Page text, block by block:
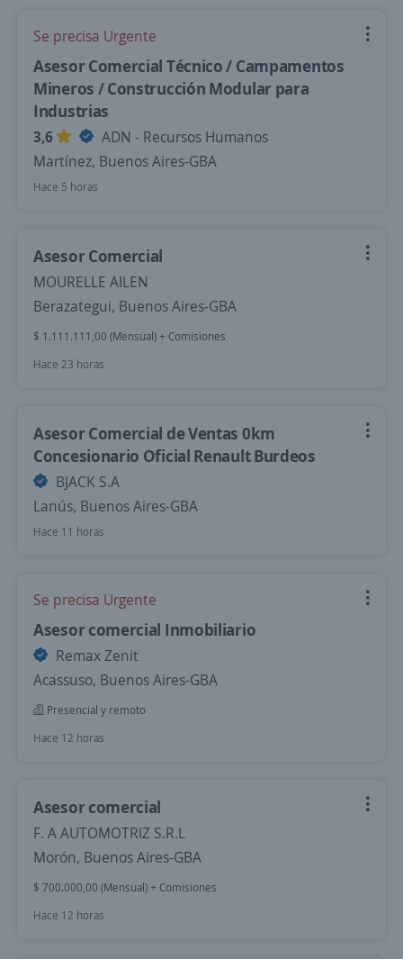
Se precisa Urgente
Asesor Comercial Técnico / Campamentos
Mineros / Construcción Modular para
Industrias
3,6
ADN - Recursos Humanos
Martínez, Buenos Aires-GBA
Hace 5 horas
Asesor Comercial
MOURELLE AILEN
Berazategui, Buenos Aires-GBA
$ 1.111.111,00 (Mensual) + Comisiones
Hace 23 horas
Asesor Comercial de Ventas 0km
Concesionario Oficial Renault Burdeos
BJACK S.A
Lanús, Buenos Aires-GBA
Hace 11 horas
Se precisa Urgente
Asesor comercial Inmobiliario
Remax Zenit
Acassuso, Buenos Aires-GBA
Presencial y remoto
Hace 12 horas
Asesor comercial
F. A AUTOMOTRIZ S.R.L
Morón, Buenos Aires-GBA
$ 700.000,00 (Mensual) + Comisiones
Hace 12 horas